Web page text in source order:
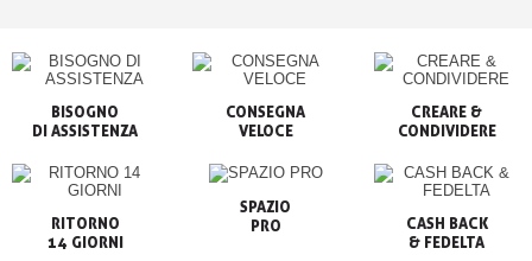
BISOGNO
CONSEGNA
VELOCE
CREARE &
CONDIVIDERE
RITORNO
14 GIORNI
SPAZIO
PRO
CASH BACK
& FEDELTA